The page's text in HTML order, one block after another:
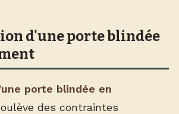
d'une porte blindée
porte blindée en
des contraintes